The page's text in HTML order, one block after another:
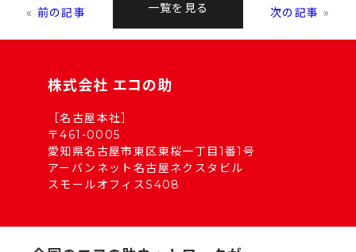
« 前の記事 一覧を見る 次の記事 »
株式会社 エコの助
［名古屋本社］
〒461-0005
愛知県名古屋市東区東桜一丁目1番1号
アーバンネット名古屋ネクスタビル
スモールオフィスS408